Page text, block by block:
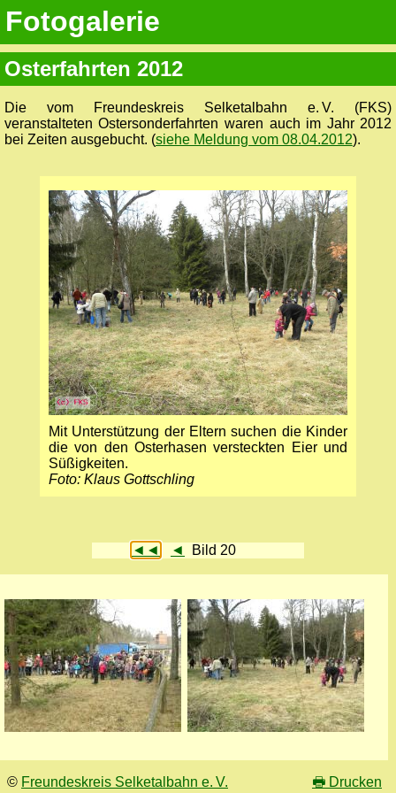
Fotogalerie
Osterfahrten 2012
Die vom Freundeskreis Selketalbahn e. V. (FKS)
veranstalteten Ostersonderfahrten waren auch im Jahr 2012
bei Zeiten ausgebucht. (siehe Meldung vom 08.04.2012).
Mit Unterstützung der Eltern suchen die Kinder
die von den Osterhasen versteckten Eier und
Süßigkeiten.
Foto: Klaus Gottschling
◄◄ ◄ Bild 20
© Freundeskreis Selketalbahn e. V. 🖶 Drucken